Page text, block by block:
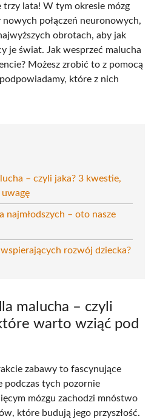
trzy lata! W tym okresie mózg
połączeń neuronowych,
obrotach, aby jak
je świat. Jak wesprzeć malucha
Możesz zrobić to z pomocą
które z nich
– czyli jaka? 3 kwestie,
najmłodszych – oto nasze
rozwój dziecka?
malucha – czyli
warto wziąć pod
zabawy to fascynujące
podczas tych pozornie
mózgu zachodzi mnóstwo
które budują jego przyszłość.